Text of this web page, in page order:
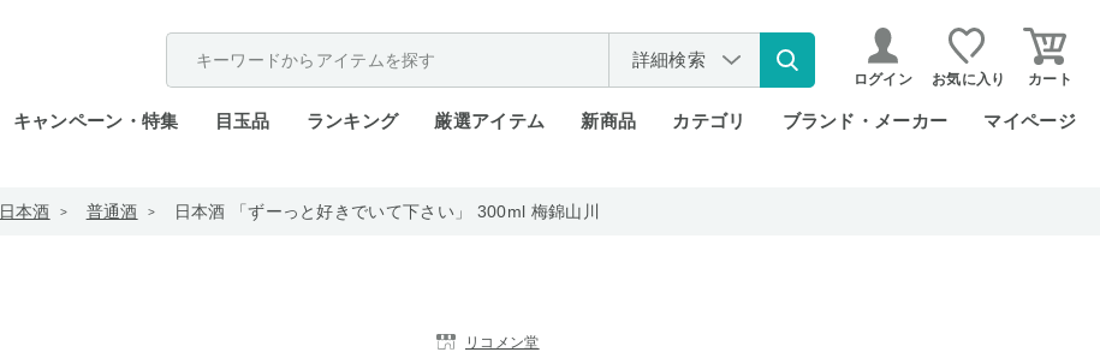
詳細検索
ログイン お気に入り カート
キャンペーン・特集 目玉品 ランキング 厳選アイテム 新商品 カテゴリ ブランド・メーカー マイページ
日本酒 普通酒 日本酒 「ずーっと好きでいて下さい」 300ml 梅錦山川
リコメン堂